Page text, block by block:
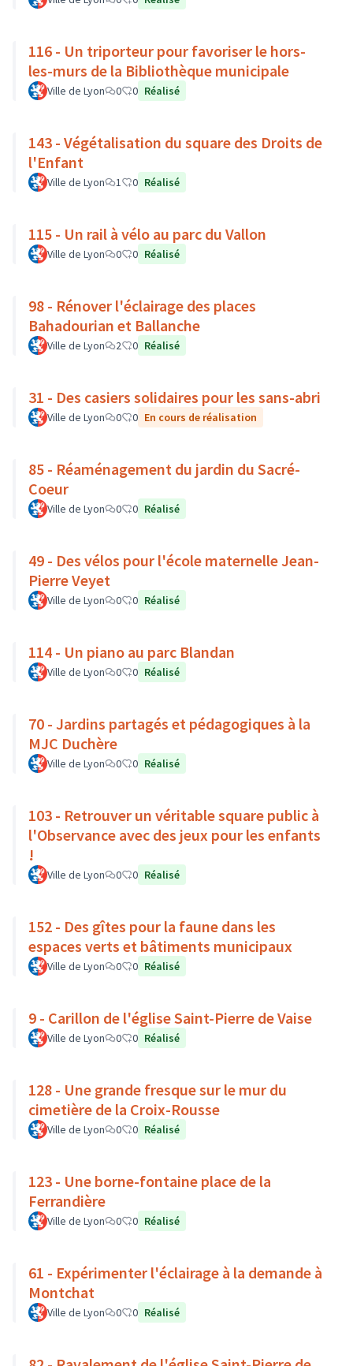
116 - Un triporteur pour favoriser le hors-
les-murs de la Bibliothèque municipale
Ville de Lyon 0 0 Réalisé
143 - Végétalisation du square des Droits de
l'Enfant
Ville de Lyon 1 0 Réalisé
115 - Un rail à vélo au parc du Vallon
Ville de Lyon 0 0 Réalisé
98 - Rénover l'éclairage des places
Bahadourian et Ballanche
Ville de Lyon 2 0 Réalisé
31 - Des casiers solidaires pour les sans-abri
Ville de Lyon 0 0 En cours de réalisation
85 - Réaménagement du jardin du Sacré-
Coeur
Ville de Lyon 0 0 Réalisé
49 - Des vélos pour l'école maternelle Jean-
Pierre Veyet
Ville de Lyon 0 0 Réalisé
114 - Un piano au parc Blandan
Ville de Lyon 0 0 Réalisé
70 - Jardins partagés et pédagogiques à la
MJC Duchère
Ville de Lyon 0 0 Réalisé
103 - Retrouver un véritable square public à
l'Observance avec des jeux pour les enfants
!
Ville de Lyon 0 0 Réalisé
152 - Des gîtes pour la faune dans les
espaces verts et bâtiments municipaux
Ville de Lyon 0 0 Réalisé
9 - Carillon de l'église Saint-Pierre de Vaise
Ville de Lyon 0 0 Réalisé
128 - Une grande fresque sur le mur du
cimetière de la Croix-Rousse
Ville de Lyon 0 0 Réalisé
123 - Une borne-fontaine place de la
Ferrandière
Ville de Lyon 0 0 Réalisé
61 - Expérimenter l'éclairage à la demande à
Montchat
Ville de Lyon 0 0 Réalisé